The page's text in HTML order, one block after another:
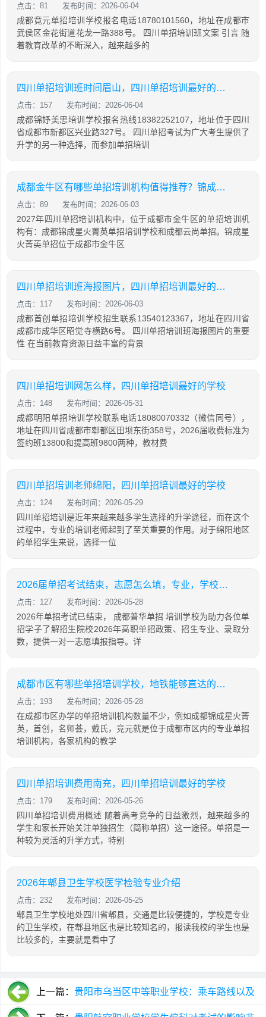
点击：81 发布时间：2026-06-04
成都竟元单招培训学校报名电话18780101560，地址在成都市
武侯区金花街道花龙一路388号。 四川单招培训班文案 引言 随
着教育改革的不断深入，越来越多的
四川单招培训班时间眉山，四川单招培训最好的学校
点击：157 发布时间：2026-06-04
成都锦妤美思培训学校报名热线18382252107，地址位于四川
省成都市新都区兴业路327号。 四川单招考试为广大考生提供了
升学的另一种选择，而参加单招培训
成都金牛区有哪些单招培训机构值得推荐？锦成菁英单招的办学情况如何？
点击：89 发布时间：2026-06-03
2027年四川单招培训机构中，位于成都市金牛区的单招培训机
构有：成都锦成星火菁英单招培训学校和成都云尚单招。锦成星
火菁英单招位于成都市金牛区
四川单招培训班海报图片，四川单招培训最好的学校
点击：117 发布时间：2026-06-03
成都首创单招培训学校招生联系13540123367，地址在四川省
成都市成华区昭觉寺横路6号。 四川单招培训班海报图片的重要
性 在当前教育资源日益丰富的背景
四川单招培训网怎么样，四川单招培训最好的学校
点击：148 发布时间：2026-05-31
成都明阳单招培训学校联系电话18080070332（微信同号），
地址在四川省成都市郫都区田坝东街358号，2026届收费标准为
签约班13800和提高班9800两种，教材费
四川单招培训老师绵阳，四川单招培训最好的学校
点击：124 发布时间：2026-05-29
四川单招培训是近年来越来越多学生选择的升学途径，而在这个
过程中，专业的培训老师起到了至关重要的作用。对于绵阳地区
的单招学生来说，选择一位
2026届单招考试结束，志愿怎么填，专业，学校怎么选？普华单招1v1志愿填报！
点击：127 发布时间：2026-05-28
2026年单招考试已结束， 成都普华单招 培训学校为助力各位单
招学子了解招生院校2026年高职单招政策、招生专业、录取分
数，提供一对一志愿填报指导。详
成都市区有哪些单招培训学校，地铁能够直达的机构有哪些
点击：193 发布时间：2026-05-28
在成都市区办学的单招培训机构数量不少，例如成都锦成星火菁
英，首创，名师荟，戴氏，竞元就是位于成都市区内的专业单招
培训机构，各家机构的教学
四川单招培训费用南充，四川单招培训最好的学校
点击：179 发布时间：2026-05-26
四川单招培训费用概述 随着高考竞争的日益激烈，越来越多的
学生和家长开始关注单独招生（简称单招）这一途径。单招是一
种较为灵活的升学方式，特别
2026年郫县卫生学校医学检验专业介绍
点击：232 发布时间：2026-05-25
郫县卫生学校地处四川省郫县，交通是比较便捷的，学校是专业
的卫生学校，在郫县地区也是比较知名的，报读我校的学生也是
比较多的，主要就是看中了
上一篇： 贵阳市乌当区中等职业学校：乘车路线以及